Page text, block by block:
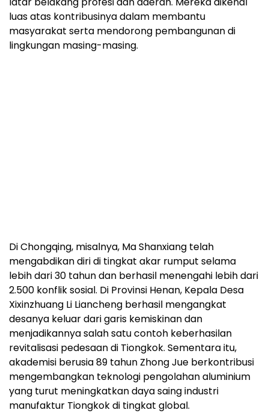
luas atas kontribusinya dalam membantu
masyarakat serta mendorong pembangunan di
lingkungan masing-masing.
Di Chongqing, misalnya, Ma Shanxiang telah
mengabdikan diri di tingkat akar rumput selama
lebih dari 30 tahun dan berhasil menengahi lebih dari
2.500 konflik sosial. Di Provinsi Henan, Kepala Desa
Xixinzhuang Li Liancheng berhasil mengangkat
desanya keluar dari garis kemiskinan dan
menjadikannya salah satu contoh keberhasilan
revitalisasi pedesaan di Tiongkok. Sementara itu,
akademisi berusia 89 tahun Zhong Jue berkontribusi
mengembangkan teknologi pengolahan aluminium
yang turut meningkatkan daya saing industri
manufaktur Tiongkok di tingkat global.